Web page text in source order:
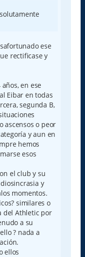
ese
rectificase y
en ese
Eibar en todas
segunda B,
ascensos o peor
y aun en
hemos
esos
el club y su
y
momentos.
similares o
del Athletic por
a su
? nada a
ellos